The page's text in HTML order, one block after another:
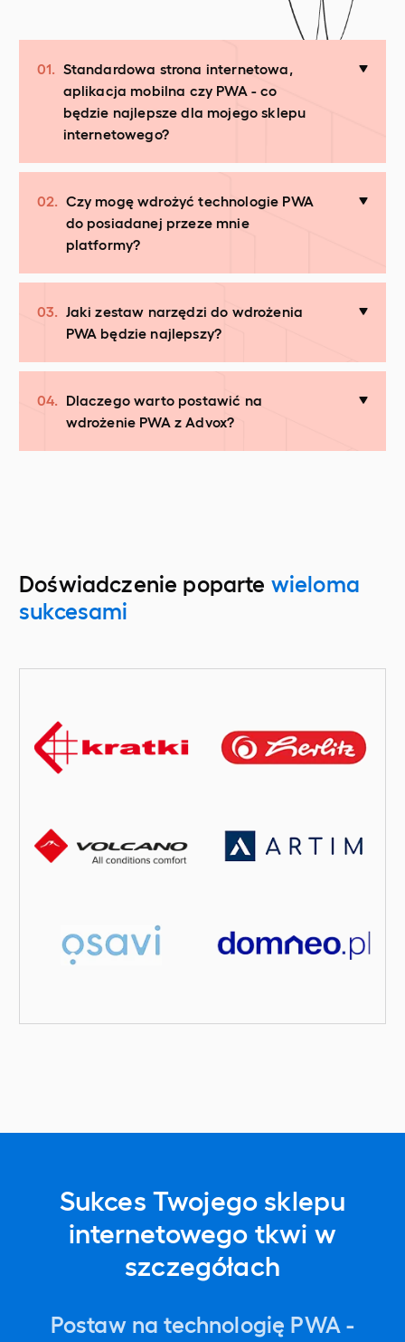
01. Standardowa strona internetowa,
aplikacja mobilna czy PWA - co
będzie najlepsze dla mojego sklepu
internetowego?
02. Czy mogę wdrożyć technologie PWA
do posiadanej przeze mnie
platformy?
03. Jaki zestaw narzędzi do wdrożenia
PWA będzie najlepszy?
04. Dlaczego warto postawić na
wdrożenie PWA z Advox?
Doświadczenie poparte wieloma
sukcesami
Sukces Twojego sklepu
internetowego tkwi w
szczegółach
Postaw na technologię PWA -